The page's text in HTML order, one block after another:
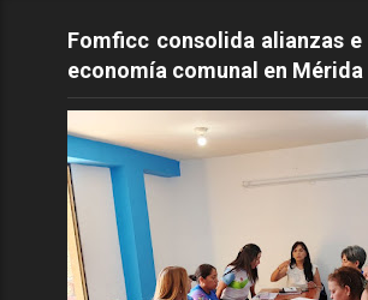
Fomficc consolida alianzas e
economía comunal en Mérida